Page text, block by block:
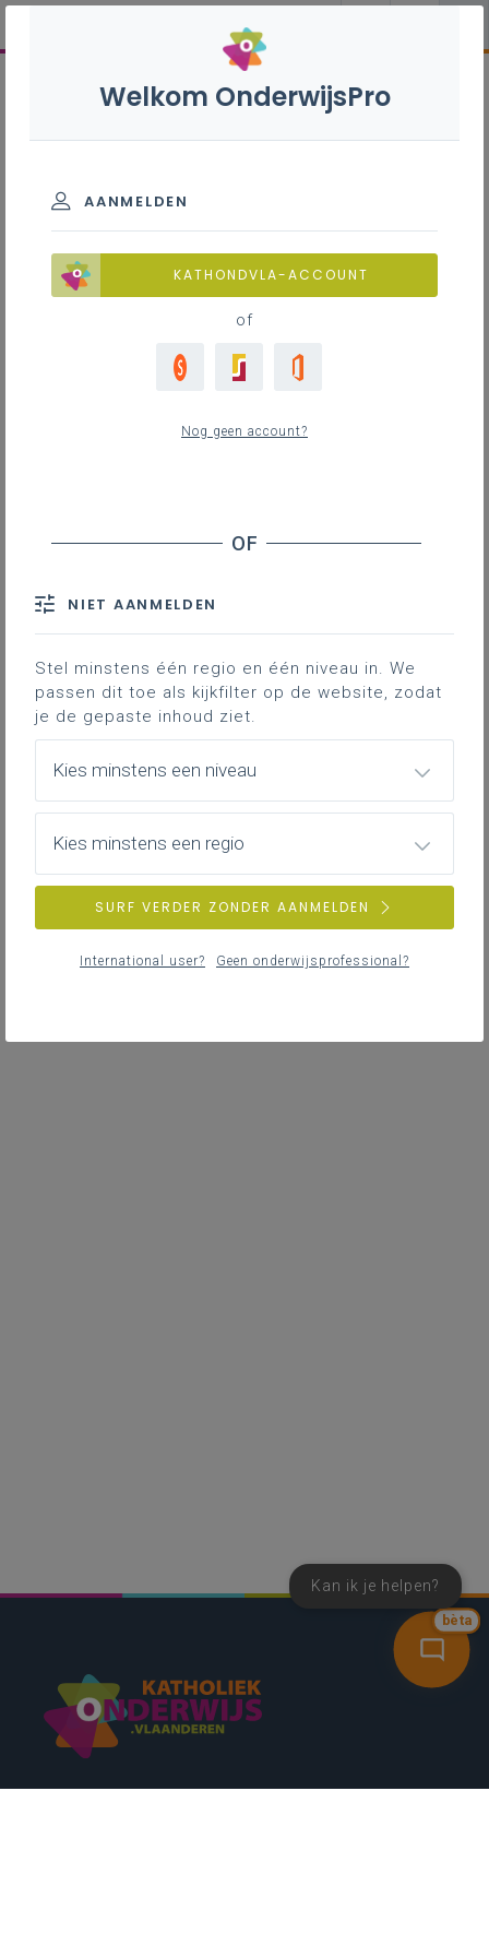
bèta
Kan ik je helpen?
Welkom OnderwijsPro
AANMELDEN
KATHONDVLA-ACCOUNT
of
Nog geen account?
NIET AANMELDEN
Stel minstens één regio en één niveau in. We
passen dit toe als kijkfilter op de website, zodat
je de gepaste inhoud ziet.
Kies minstens een niveau
Kies minstens een regio
SURF VERDER ZONDER AANMELDEN
International user? Geen onderwijsprofessional?